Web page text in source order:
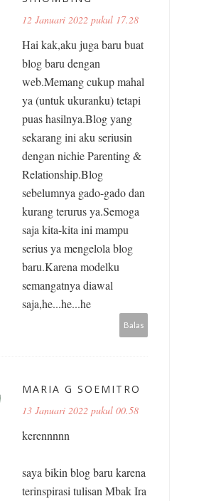
12 Januari 2022 pukul 17.28
Hai kak,aku juga baru buat
blog baru dengan
web.Memang cukup mahal
ya (untuk ukuranku) tetapi
puas hasilnya.Blog yang
sekarang ini aku seriusin
dengan nichie Parenting &
Relationship.Blog
sebelumnya gado-gado dan
kurang terurus ya.Semoga
saja kita-kita ini mampu
serius ya mengelola blog
baru.Karena modelku
semangatnya diawal
saja,he...he...he
Balas
MARIA G SOEMITRO
13 Januari 2022 pukul 00.58
kerennnnn
saya bikin blog baru karena
terinspirasi tulisan Mbak Ira